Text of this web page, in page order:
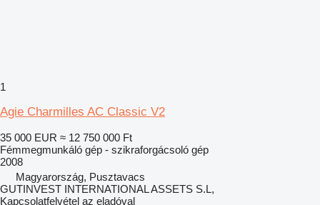
1
Agie Charmilles AC Classic V2
35 000 EUR ≈ 12 750 000 Ft
Fémmegmunkáló gép - szikraforgácsoló gép
2008
Magyarország, Pusztavacs
GUTINVEST INTERNATIONAL ASSETS S.L,
Kapcsolatfelvétel az eladóval